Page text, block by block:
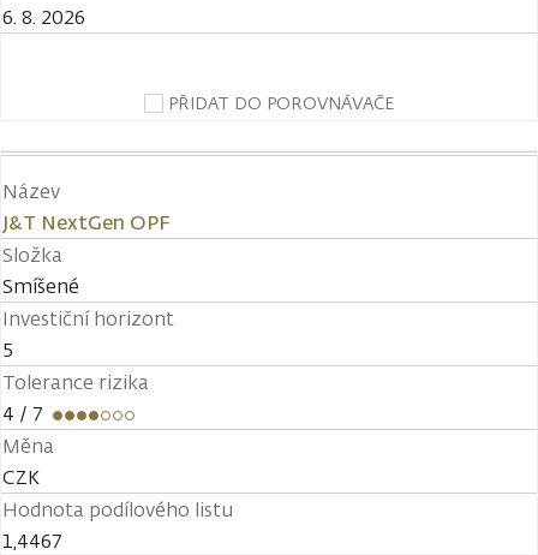
6. 8. 2026
PŘIDAT DO POROVNÁVAČE
Název
J&T NextGen OPF
Složka
Smíšené
Investiční horizont
5
Tolerance rizika
4 / 7
Měna
CZK
Hodnota podílového listu
1,4467